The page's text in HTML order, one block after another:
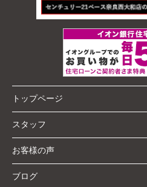
トップページ
スタッフ
お客様の声
ブログ